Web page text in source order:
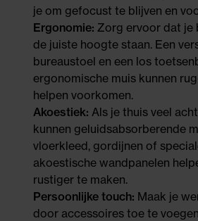
je om gefocust te blijven en
Ergonomie: Zorg ervoor dat je
de juiste hoogte staan. Een
bureaustoel en een los
ergonomische muis kunnen
helpen voorkomen.
Akoestiek: Als je thuis veel
kunnen geluidsabsorberende
vloerkleed, gordijnen of
akoestische wandpanelen
rustiger te maken.
Persoonlijke touch: Maak je
door accessoires toe te